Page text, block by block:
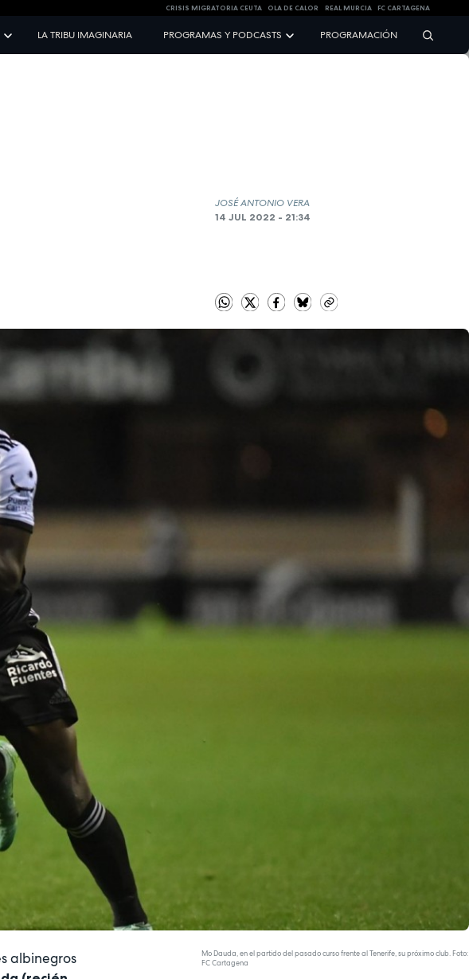
CRISIS MIGRATORIA CEUTA OLA DE CALOR REAL MURCIA FC CARTAGENA
LA TRIBU IMAGINARIA PROGRAMAS Y PODCASTS PROGRAMACIÓN
JOSÉ ANTONIO VERA
14 JUL 2022 - 21:34
Mo Dauda, en el partido del pasado curso frente al Tenerife, su próximo club. Foto:
FC Cartagena
albinegros